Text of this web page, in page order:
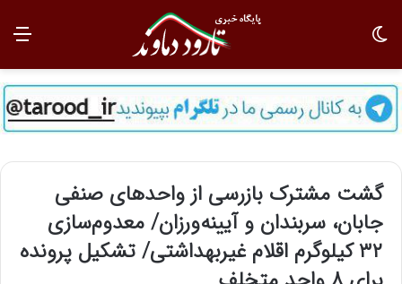
گشت مشترک بازرسی از واحدهای صنفی
جابان، سربندان و آیینه‌ورزان/ معدوم‌سازی
۳۲ کیلوگرم اقلام غیربهداشتی/ تشکیل پرونده